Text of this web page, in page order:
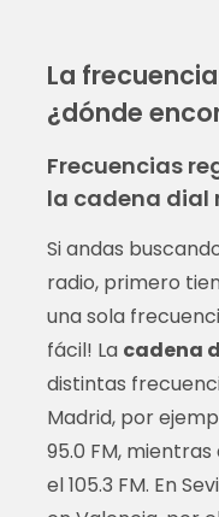
La
¿dónde
Frecuencias
la cadena dial
Si andas
radio, primero
una sola
fácil! La cadena
distintas
Madrid, por
95.0 FM,
el 105.3 FM. En